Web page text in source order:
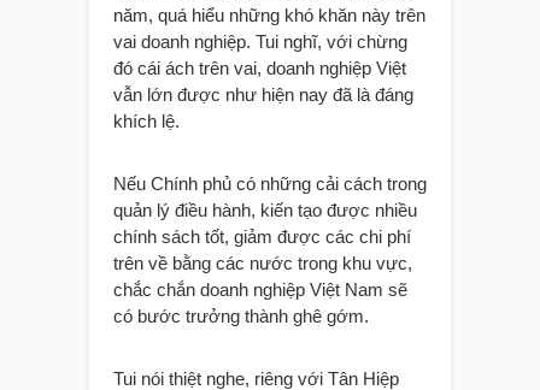
năm, quá hiểu những khó khăn này trên
vai doanh nghiệp. Tui nghĩ, với chừng
đó cái ách trên vai, doanh nghiệp Việt
vẫn lớn được như hiện nay đã là đáng
khích lệ.
Nếu Chính phủ có những cải cách trong
quản lý điều hành, kiến tạo được nhiều
chính sách tốt, giảm được các chi phí
trên về bằng các nước trong khu vực,
chắc chắn doanh nghiệp Việt Nam sẽ
có bước trưởng thành ghê gớm.
Tui nói thiệt nghe, riêng với Tân Hiệp